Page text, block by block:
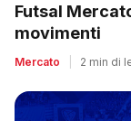
Futsal
movimenti
Mercato 2 min di